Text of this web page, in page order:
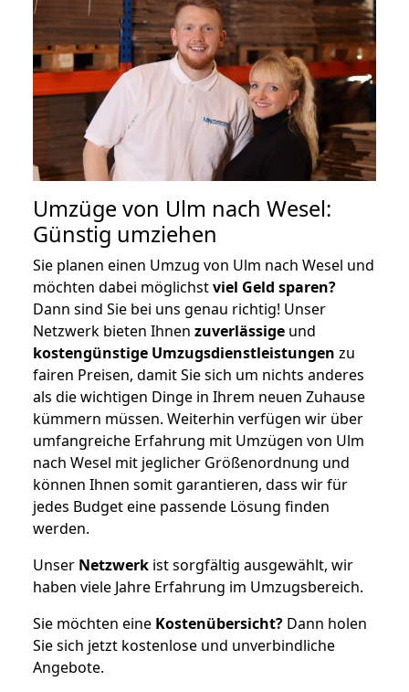
Umzüge von Ulm nach Wesel:
Günstig umziehen
Sie planen einen Umzug von Ulm nach Wesel und
möchten dabei möglichstviel Geld sparen?
Dann sind Sie bei uns genau richtig! Unser
Netzwerk bieten Ihnen zuverlässige und
kostengünstige Umzugsdienstleistungen zu
fairen Preisen, damit Sie sich um nichts anderes
als die wichtigen Dinge in Ihrem neuen Zuhause
kümmern müssen. Weiterhin verfügen wir über
umfangreiche Erfahrung mit Umzügen von Ulm
nach Wesel mit jeglicher Größenordnung und
können Ihnen somit garantieren, dass wir für
jedes Budget eine passende Lösung finden
werden.
Unser Netzwerk ist sorgfältig ausgewählt, wir
haben viele Jahre Erfahrung im Umzugsbereich.
Sie möchten eine Kostenübersicht? Dann holen
Sie sich jetzt kostenlose und unverbindliche
Angebote.